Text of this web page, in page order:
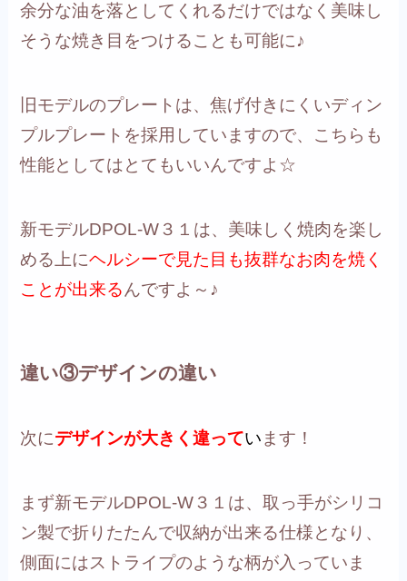
余分な油を落としてくれるだけではなく美味し
そうな焼き目をつけることも可能に♪
旧モデルのプレートは、焦げ付きにくいディン
プルプレートを採用していますので、こちらも
性能としてはとてもいいんですよ☆
新モデルDPOL-W３１は、美味しく焼肉を楽し
める上にヘルシーで見た目も抜群なお肉を焼く
ことが出来るんですよ～♪
違い③デザインの違い
次にデザインが大きく違ってい ます！
まず新モデルDPOL-W３１は、取っ手がシリコ
ン製で折りたたんで収納が出来る仕様となり、
側面にはストライプのような柄が入っていま